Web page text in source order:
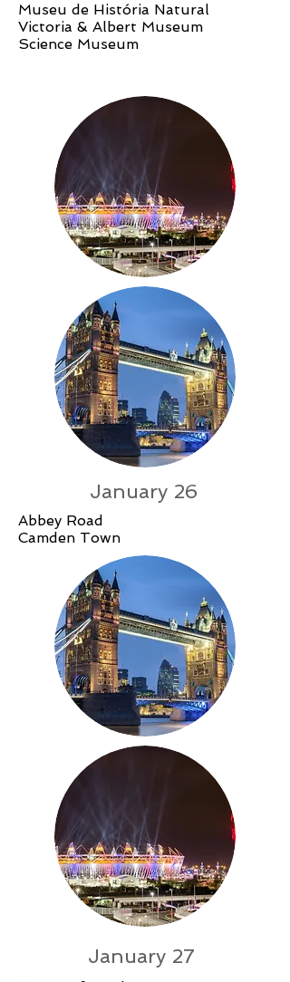
Museu de História Natural
Victoria & Albert Museum
Science Museum
January 26
Abbey Road
Camden Town
January 27